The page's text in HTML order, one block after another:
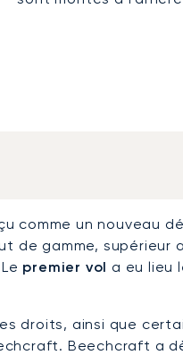
comme un nouveau
de gamme,
premier vol a eu lieu
droits, ainsi que
Beechcraft a